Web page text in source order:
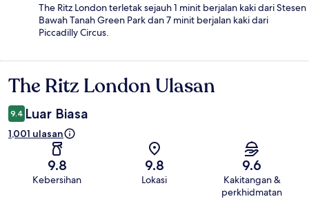
The Ritz London terletak sejauh 1 minit berjalan kaki dari Stesen
Bawah Tanah Green Park dan 7 minit berjalan kaki dari
Piccadilly Circus.
Ulasan
The Ritz London Ulasan
9.4 Luar Biasa
1,001 ulasan
9.8
Kebersihan
9.8
Lokasi
9.6
Kakitangan &
perkhidmatan